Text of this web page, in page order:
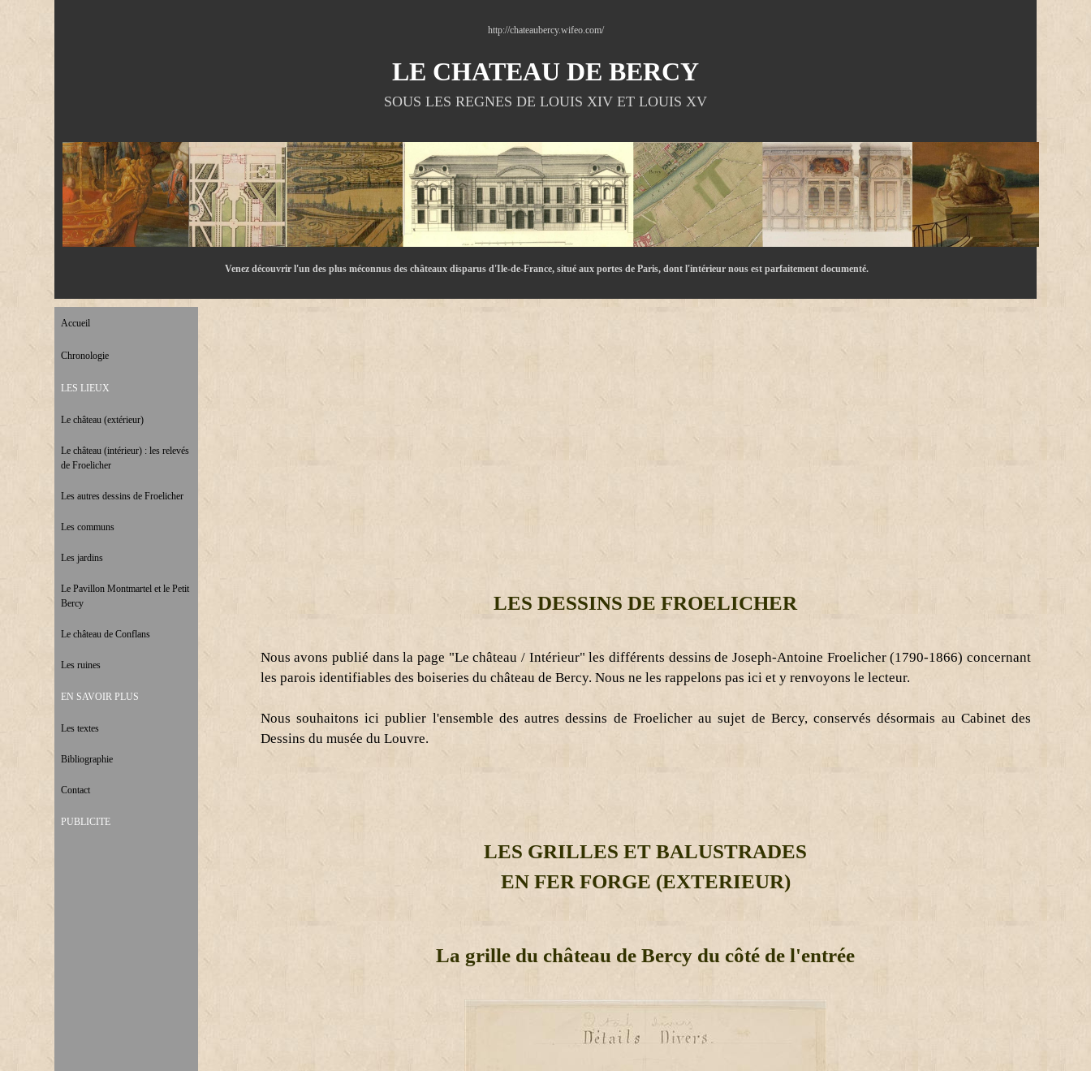
http://chateaubercy.wifeo.com/
LE CHATEAU DE BERCY
SOUS LES REGNES DE LOUIS XIV ET LOUIS XV
Venez découvrir l'un des plus méconnus des châteaux disparus d'Ile-de-France, situé aux portes de Paris, dont l'intérieur nous est parfaitement documenté.
Accueil
Chronologie
LES LIEUX
Le château (extérieur)
Le château (intérieur) : les relevés
de Froelicher
Les autres dessins de Froelicher
Les communs
Les jardins
Le Pavillon Montmartel et le Petit
Bercy
Le château de Conflans
Les ruines
EN SAVOIR PLUS
Les textes
Bibliographie
Contact
PUBLICITE
LES DESSINS DE FROELICHER
Nous avons publié dans la page "Le château / Intérieur" les différents dessins de Joseph-Antoine Froelicher (1790-1866) concernant
les parois identifiables des boiseries du château de Bercy. Nous ne les rappelons pas ici et y renvoyons le lecteur.
Nous souhaitons ici publier l'ensemble des autres dessins de Froelicher au sujet de Bercy, conservés désormais au Cabinet des
Dessins du musée du Louvre.
LES GRILLES ET BALUSTRADES
EN FER FORGE (EXTERIEUR)
La grille du château de Bercy du côté de l'entrée